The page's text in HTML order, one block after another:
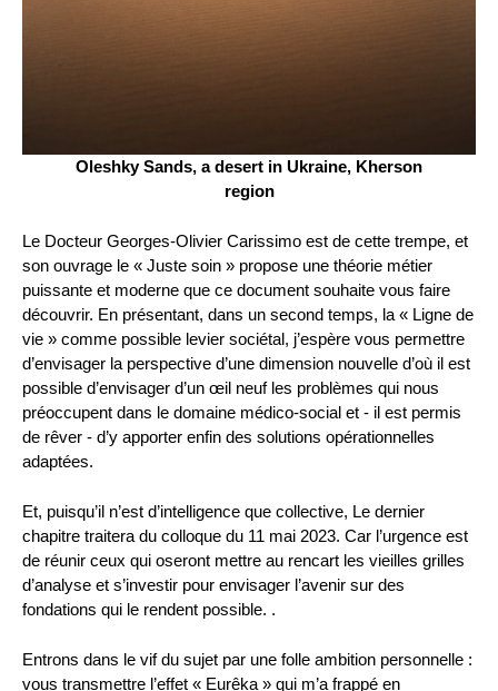
Oleshky Sands, a desert in Ukraine, Kherson
region
Le Docteur Georges-Olivier Carissimo est de cette trempe, et
son ouvrage le « Juste soin » propose une théorie métier
puissante et moderne que ce document souhaite vous faire
découvrir. En présentant, dans un second temps, la « Ligne de
vie » comme possible levier sociétal, j’espère vous permettre
d’envisager la perspective d’une dimension nouvelle d’où il est
possible d’envisager d’un œil neuf les problèmes qui nous
préoccupent dans le domaine médico-social et - il est permis
de rêver - d’y apporter enfin des solutions opérationnelles
adaptées.
Et, puisqu’il n’est d’intelligence que collective, Le dernier
chapitre traitera du colloque du 11 mai 2023. Car l’urgence est
de réunir ceux qui oseront mettre au rencart les vieilles grilles
d’analyse et s’investir pour envisager l’avenir sur des
fondations qui le rendent possible. .
Entrons dans le vif du sujet par une folle ambition personnelle :
vous transmettre l’effet « Eurêka » qui m’a frappé en